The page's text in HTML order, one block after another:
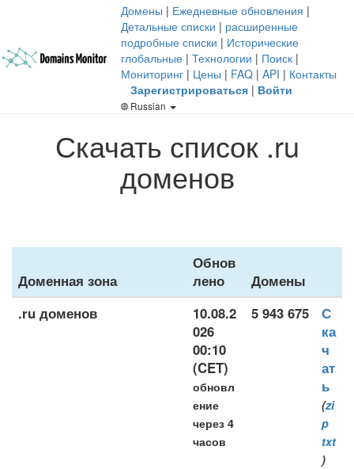
Домены | Ежедневные обновления |
Детальные списки | расширенные
подробные списки | Исторические
глобальные | Технологии | Поиск |
Мониторинг | Цены | FAQ | API | Контакты
Зарегистрироваться | Войти
Russian
Скачать список .ru
доменов
Доменная зона
Обнов
лено
Домены
.ru доменов
10.08.2
026
00:10
(CET)
обновл
ение
через 4
часов
5 943 675
С
ка
ч
ат
ь
(zi
p
txt
)